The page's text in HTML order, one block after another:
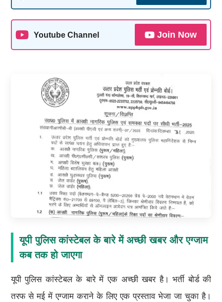
Youtube Channel Join Now
यूपी पुलिस कांस्टेबल के बारे में अच्छी खबर और एग्जाम
कब तक हो जाएगा
यूपी पुलिस कांस्टेबल के बारे में एक अच्छी खबर है। भर्ती बोर्ड की
तरफ से मई में एग्जाम कराने के लिए एक प्रस्ताव भेजा जा चुका है।